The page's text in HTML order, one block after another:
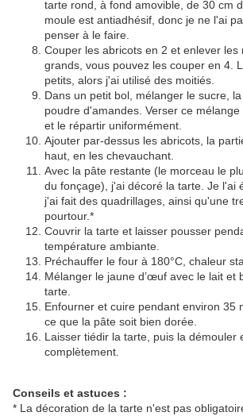
tarte rond, à fond amovible, de 30 cm
moule est antiadhésif, donc je ne l'ai
penser à le faire.
Couper les abricots en 2 et enlever les
grands, vous pouvez les couper en 4.
petits, alors j'ai utilisé des moitiés.
Dans un petit bol, mélanger le sucre,
poudre d'amandes. Verser ce
et le répartir uniformément.
Ajouter par-dessus les abricots, la
haut, en les chevauchant.
Avec la pâte restante (le morceau le
du fonçage), j'ai décoré la tarte. Je l'ai
j'ai fait des quadrillages, ainsi qu'une
pourtour.*
Couvrir la tarte et laisser pousser
température ambiante.
Préchauffer le four à 180°C, chaleur
Mélanger le jaune d’œuf avec le lait et
tarte.
Enfourner et cuire pendant environ 35
ce que la pâte soit bien dorée.
Laisser tiédir la tarte, puis la démouler
complètement.
Conseils et astuces :
* La décoration de la tarte n'est pas